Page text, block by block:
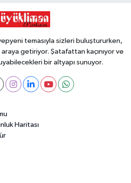
temasıyla sizleri buluştururken,
getiriyor. Şatafattan kaçınıyor ve
bir altyapı sunuyor.
Haritası